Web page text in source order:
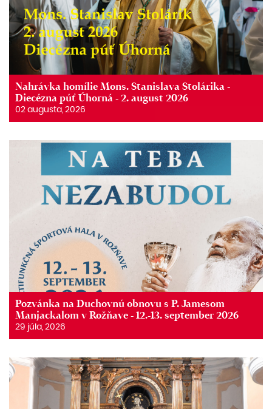
Nahrávka homílie Mons. Stanislava Stolárika -
Diecézna púť Úhorná - 2. august 2026
02 augusta, 2026
Pozvánka na Duchovnú obnovu s P. Jamesom
Manjackalom v Rožňave - 12.-13. september 2026
29 júla, 2026